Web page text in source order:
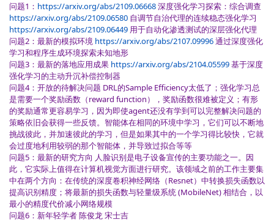
问题1： https://arxiv.org/abs/2109.06668深度强化学习探索：综合调查
https://arxiv.org/abs/2109.06580 自调节自治代理的连续稳态强化学习
https://arxiv.org/abs/2109.06449 用于自动化渗透测试的深层强化代理
问题2：最新的模拟环境 https://arxiv.org/abs/2107.09996通过深度强化
学习和程序生成环境探索未知地形
问题3：最新的落地应用成果 https://arxiv.org/abs/2104.05599基于深度
强化学习的主动升沉补偿控制器
问题4：开放的待解决问题 DRL的Sample Efficiency太低了；强化学习总
是需要一个奖励函数（reward function），奖励函数很难被定义；有形
的奖励通常更容易学习，因为即使agent还没有学到可以完整解决问题的
策略依旧会获得一些反馈。智能体在相同的环境中学习，它们可以不断地
挑战彼此，并加速彼此的学习，但是如果其中的一个学习得比较快，它就
会过度地利用较弱的那个智能体，并导致过拟合等等
问题5：最新的研究方向 人脸识别是电子设备宣传的主要功能之一。因
此，它实际上值得在计算机视觉方面进行研究。该领域之前的工作主要集
中在两个方向：在传统的深度卷积神经网络（Resnet）中转换损失函数以
提高识别精度；将最新的损失函数与轻量级系统 (MobileNet) 相结合，以
最小的精度代价减小网络规模
问题6：新年轻学者 陈俊龙 宋士吉